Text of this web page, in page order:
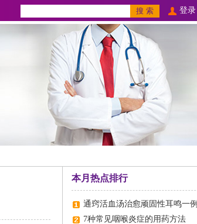
登录
本月热点排行
通窍活血汤治愈顽固性耳鸣一例
7种常见咽喉炎症的用药方法